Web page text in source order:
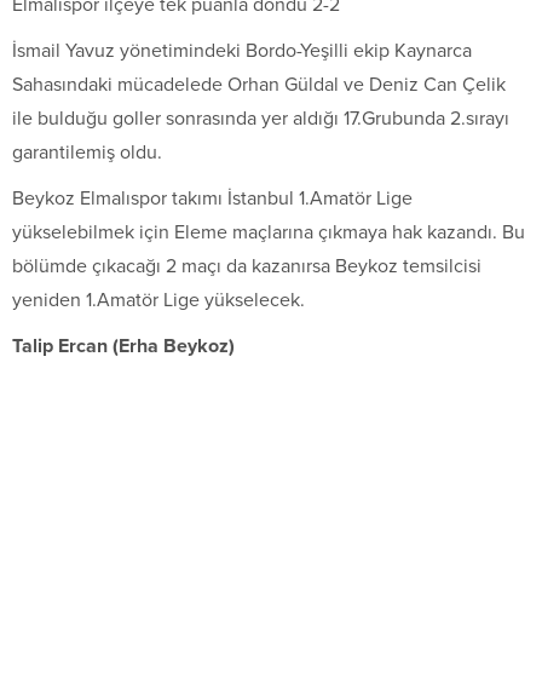
İsmail Yavuz yönetimindeki Bordo-Yeşilli ekip Kaynarca
Sahasındaki mücadelede Orhan Güldal ve Deniz Can Çelik
ile bulduğu goller sonrasında yer aldığı 17.Grubunda 2.sırayı
garantilemiş oldu.
Beykoz Elmalıspor takımı İstanbul 1.Amatör Lige
yükselebilmek için Eleme maçlarına çıkmaya hak kazandı. Bu
bölümde çıkacağı 2 maçı da kazanırsa Beykoz temsilcisi
yeniden 1.Amatör Lige yükselecek.
Talip Ercan (Erha Beykoz)